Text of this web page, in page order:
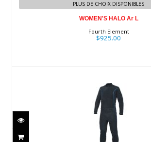
PLUS DE CHOIX DISPONIBLES
WOMEN'S HALO Ar L
Fourth Element
$925.00